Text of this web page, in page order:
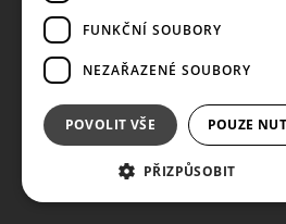
FUNKČNÍ SOUBORY
NEZAŘAZENÉ SOUBORY
POVOLIT VŠE POUZE
PŘIZPŮSOBIT